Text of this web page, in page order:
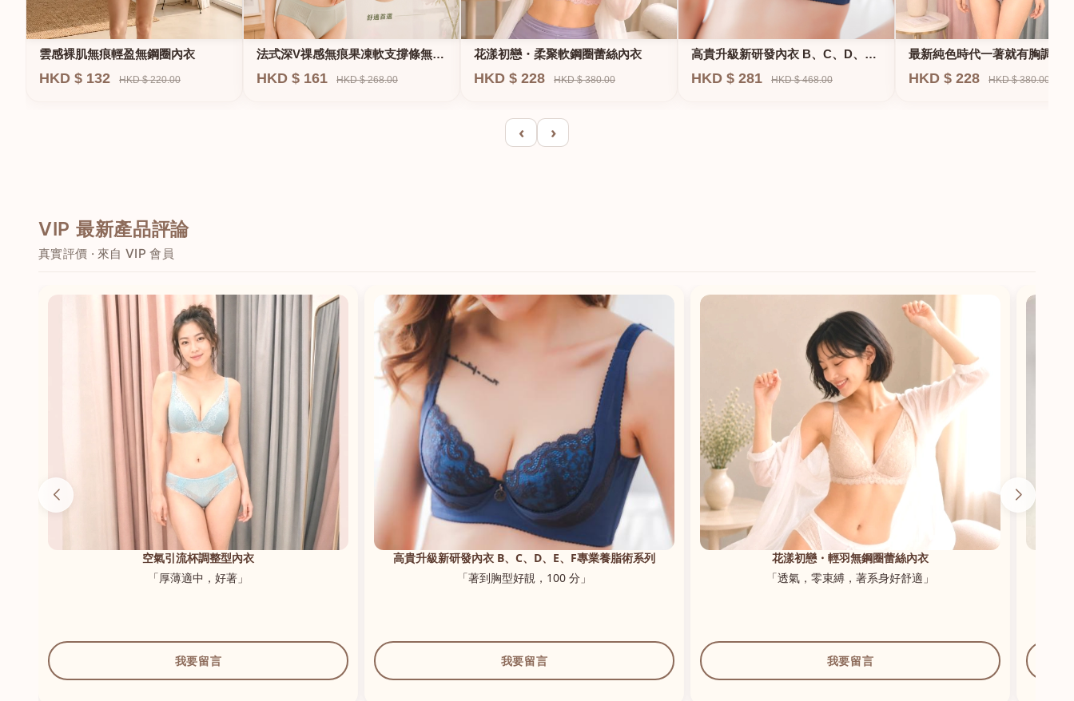
雲感裸肌無痕輕盈無鋼圈內衣
HKD $ 132 HKD $ 220.00
法式深V祼感無痕果凍軟支撐條無鋼
圈內衣
HKD $ 161 HKD $ 268.00
花漾初戀・柔聚軟鋼圈蕾絲內衣
HKD $ 228 HKD $ 380.00
高貴升級新研發內衣 B、C、D、
E、F專業養脂術系列
HKD $ 281 HKD $ 468.00
最新純色時代一著就有胸調整
衣-專治小胸 蝴蝶肌位矯正型內
HKD $ 228 HKD $ 380.00
‹ ›
VIP 最新產品評論
真實評價 · 來自 VIP 會員
空氣引流杯調整型內衣
「厚薄適中，好著」
我要留言
高貴升級新研發內衣 B、C、D、E、F專業養脂術系列
「著到胸型好靚，100 分」
我要留言
花漾初戀・輕羽無鋼圈蕾絲內衣
「透氣，零束縛，著系身好舒適」
我要留言